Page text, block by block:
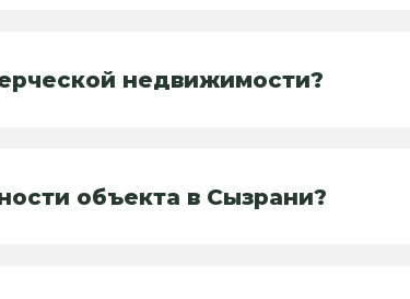
недвижимости?
объекта в Сызрани?